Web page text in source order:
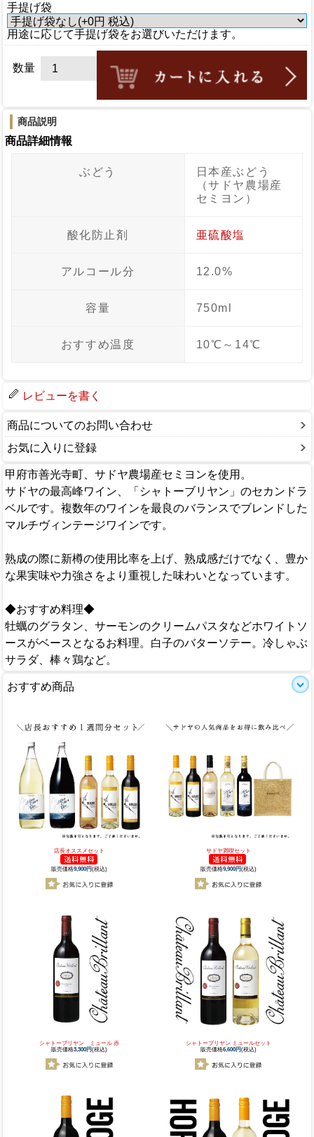
手提げ袋
用途に応じて手提げ袋をお選びいただけます。
数量
商品説明
商品詳細情報
ぶどう
日本産ぶどう
（サドヤ農場産
セミヨン）
酸化防止剤 亜硫酸塩
アルコール分 12.0%
容量 750ml
おすすめ温度 10℃～14℃
レビューを書く
商品についてのお問い合わせ
お気に入りに登録
甲府市善光寺町、サドヤ農場産セミヨンを使用。
サドヤの最高峰ワイン、「シャトーブリヤン」のセカンドラ
ベルです。複数年のワインを最良のバランスでブレンドした
マルチヴィンテージワインです。
熟成の際に新樽の使用比率を上げ、熟成感だけでなく、豊か
な果実味や力強さをより重視した味わいとなっています。
◆おすすめ料理◆
牡蠣のグラタン、サーモンのクリームパスタなどホワイトソ
ースがベースとなるお料理。白子のバターソテー。冷しゃぶ
サラダ、棒々鶏など。
おすすめ商品
店長オススメセット
販売価格9,900円(税込)
サドヤ満喫セット
販売価格9,900円(税込)
シャトーブリヤン ミュール 赤
販売価格3,300円(税込)
シャトーブリヤン ミュールセット
販売価格6,600円(税込)